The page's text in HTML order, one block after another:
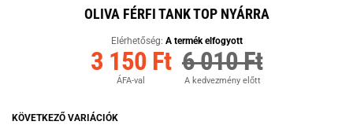
OLIVA FÉRFI TANK TOP NYÁRRA
Elérhetőség: A termék elfogyott
3 150 Ft
ÁFA-val
6 010 Ft
A kedvezmény előtt
KÖVETKEZŐ VARIÁCIÓK